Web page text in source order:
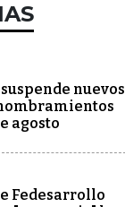
nuevos
agosto
Fedesarrollo